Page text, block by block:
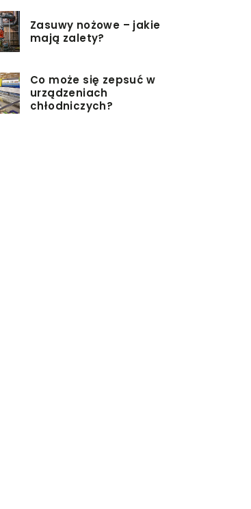
Zasuwy nożowe – jakie
mają zalety?
Co może się zepsuć w
urządzeniach
chłodniczych?